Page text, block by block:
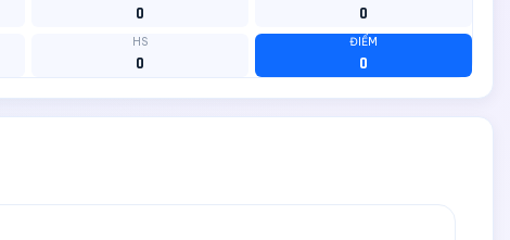
0 0
HS
0
ĐIỂM
0